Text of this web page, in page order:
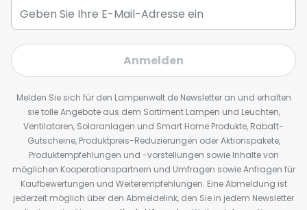
Anmelden
Melden Sie sich für den Lampenwelt.de Newsletter an und erhalten
sie tolle Angebote aus dem Sortiment Lampen und Leuchten,
Ventilatoren, Solaranlagen und Smart Home Produkte, Rabatt-
Gutscheine, Produktpreis-Reduzierungen oder Aktionspakete,
Produktempfehlungen und -vorstellungen sowie Inhalte von
möglichen Kooperationspartnern und Umfragen sowie Anfragen für
Kaufbewertungen und Weiterempfehlungen. Eine Abmeldung ist
jederzeit möglich über den Abmeldelink, den Sie in jedem Newsletter